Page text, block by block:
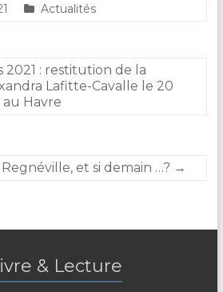
Actualités
2021 : restitution de la
Lafitte-Cavalle le 20
au Havre
Regnéville, et si demain …? →
& Lecture